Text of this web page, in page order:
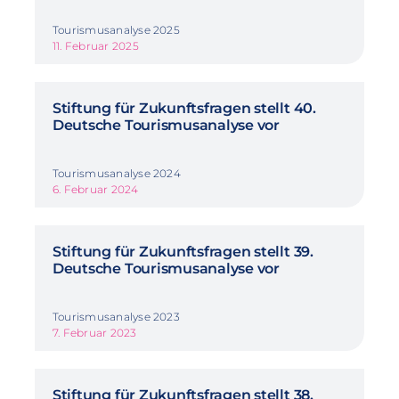
Tourismusanalyse 2025
11. Februar 2025
Stiftung für Zukunftsfragen stellt 40.
Deutsche Tourismusanalyse vor
Tourismusanalyse 2024
6. Februar 2024
Stiftung für Zukunftsfragen stellt 39.
Deutsche Tourismusanalyse vor
Tourismusanalyse 2023
7. Februar 2023
Stiftung für Zukunftsfragen stellt 38.